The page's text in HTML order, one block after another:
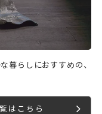
暮らしにおすすめの、
はこちら